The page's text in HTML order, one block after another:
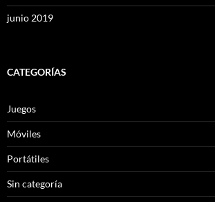
junio 2019
CATEGORÍAS
Juegos
Móviles
Portátiles
Sin categoría